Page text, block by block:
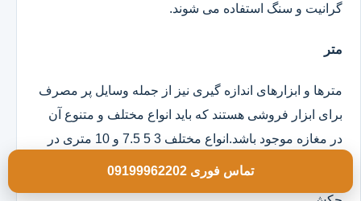
گرانیت و سنگ استفاده می شوند.
متر
مترها و ابزارهای اندازه گیری نیز از جمله وسایل پر مصرف
برای ابزار فروشی هستند که باید انواع مختلف و متنوع آن
در مغازه موجود باشد.انواع مختلف 3 5 7.5 و 10 متری در
مدلهای روکش دار و ساده موجود است.
تماس فوری 09199962202